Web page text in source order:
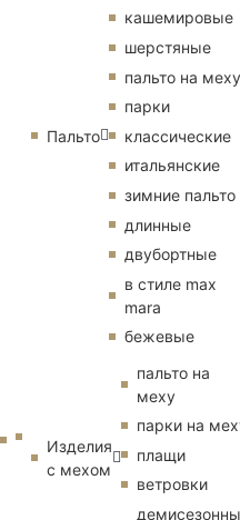
Пальто
кашемировые
шерстяные
пальто на меху
парки
классические
итальянские
зимние пальто
длинные
двубортные
в стиле max
mara
бежевые
Изделия
с мехом
пальто на
меху
парки на
плащи
ветровки